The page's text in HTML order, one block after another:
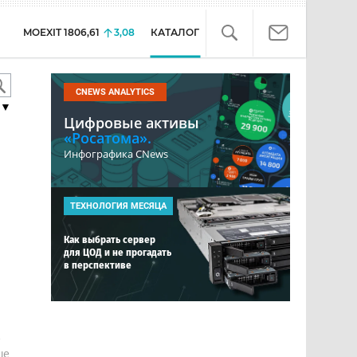
MOEXIT 1806,61 3,08 КАТАЛОГ
CNEWS ANALYTICS
Цифровые активы
«Росатома».
Инфографика CNews
ТЕХНОЛОГИЯ МЕСЯЦА
Как выбрать сервер
для ЦОД и не прогадать
в перспективе